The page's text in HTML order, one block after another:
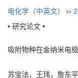
电化学（中英文） ››
• 研究论文 •
吸附物种在金纳米电
苏宝法，王玮，詹东